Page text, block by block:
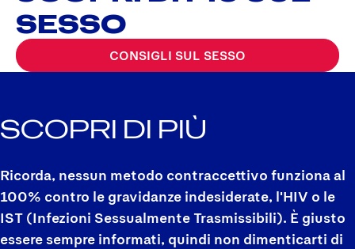
SESSO
CONSIGLI SUL SESSO
SCOPRI DI PIÙ
Ricorda, nessun metodo contraccettivo funziona al
100% contro le gravidanze indesiderate, l'HIV o le
IST (Infezioni Sessualmente Trasmissibili). È giusto
essere sempre informati, quindi non dimenticarti di